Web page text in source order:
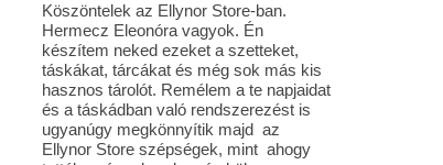
Köszöntelek az Ellynor Store-ban.
Hermecz Eleonóra vagyok. Én
készítem neked ezeket a szetteket,
táskákat, tárcákat és még sok más kis
hasznos tárolót. Remélem a te napjaidat
és a táskádban való rendszerezést is
ugyanúgy megkönnyítik majd az
Ellynor Store szépségek, mint ahogy